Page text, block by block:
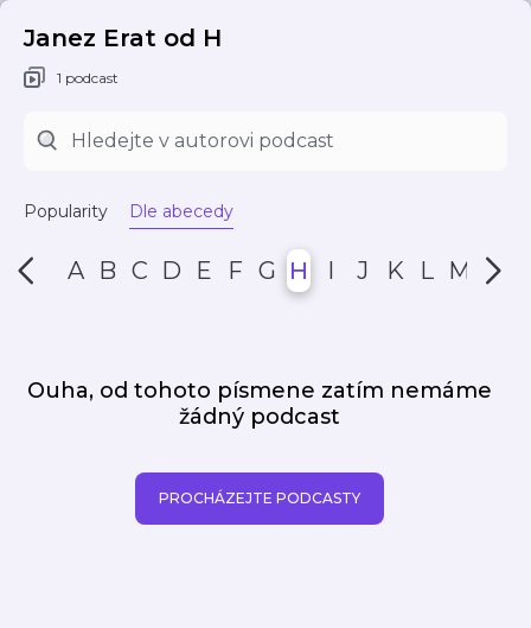
Janez Erat od H
1 podcast
Popularity Dle abecedy
A B C D E F G H I J K L M N
Ouha, od tohoto písmene zatím nemáme
žádný podcast
PROCHÁZEJTE PODCASTY